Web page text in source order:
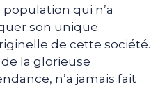
qui n’a
son unique
de cette société.
la glorieuse
n’a jamais fait